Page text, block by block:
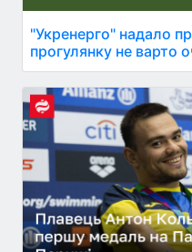
"Укренерго" надало
прогулянку не варто